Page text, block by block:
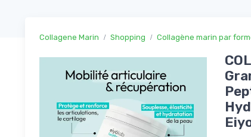
Collagene Marin Shopping Collagène marin par